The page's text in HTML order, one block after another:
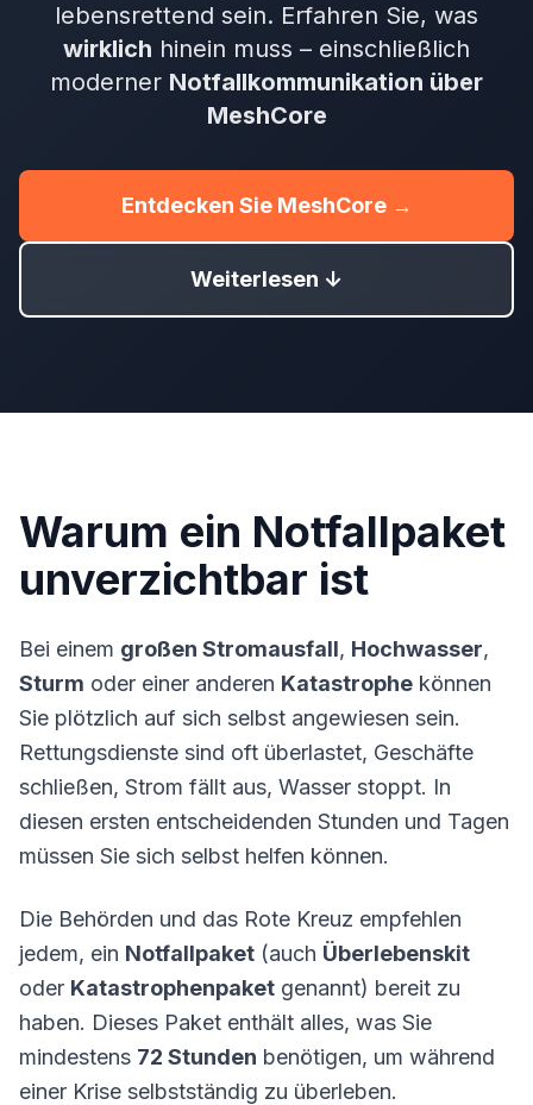
lebensrettend sein. Erfahren Sie, was
wirklich hinein muss – einschließlich
moderner Notfallkommunikation über
MeshCore
Entdecken Sie MeshCore →
Weiterlesen ↓
Warum ein Notfallpaket
unverzichtbar ist
Bei einem großen Stromausfall, Hochwasser,
Sturm oder einer anderen Katastrophe können
Sie plötzlich auf sich selbst angewiesen sein.
Rettungsdienste sind oft überlastet, Geschäfte
schließen, Strom fällt aus, Wasser stoppt. In
diesen ersten entscheidenden Stunden und Tagen
müssen Sie sich selbst helfen können.
Die Behörden und das Rote Kreuz empfehlen
jedem, ein Notfallpaket (auch Überlebenskit
oder Katastrophenpaket genannt) bereit zu
haben. Dieses Paket enthält alles, was Sie
mindestens 72 Stunden benötigen, um während
einer Krise selbstständig zu überleben.